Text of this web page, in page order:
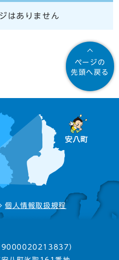
はありません
ページの
先頭へ戻る
個人情報取扱規程
9000020213837）